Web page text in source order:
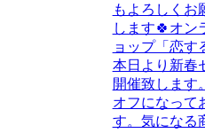
もよろしくお
します🍀オン
ョップ「恋す
本日より新春
開催致します
オフになって
す。気になる